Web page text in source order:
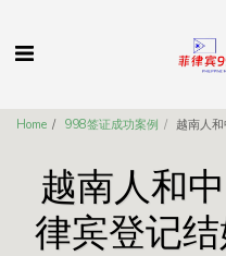
Home 998签证成功案例 越南人
越南人和
律宾登记